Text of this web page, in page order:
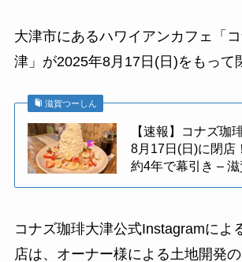
大津市にあるハワイアンカフェ「
津」が2025年8月17日(日)をもって
滋賀つーしん
【速報】コナズ珈
8月17日(日)に閉店
約4年で幕引き –
コナズ珈琲大津公式Instagramによ
店は、オーナー様による土地開発